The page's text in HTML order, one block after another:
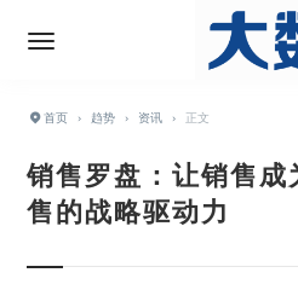
首页 › 趋势 › 资讯 › 正文
销售罗盘：让销售
售的战略驱动力